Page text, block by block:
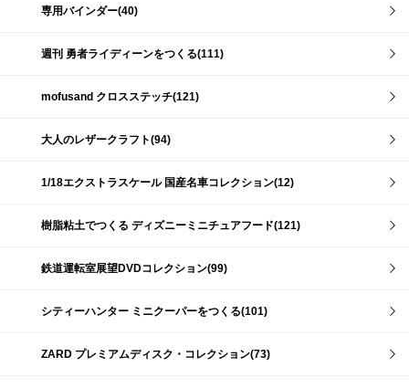
専用バインダー(40)
週刊 勇者ライディーンをつくる(111)
mofusand クロスステッチ(121)
大人のレザークラフト(94)
1/18エクストラスケール 国産名車コレクション(12)
樹脂粘土でつくる ディズニーミニチュアフード(121)
鉄道運転室展望DVDコレクション(99)
シティーハンター ミニクーパーをつくる(101)
ZARD プレミアムディスク・コレクション(73)